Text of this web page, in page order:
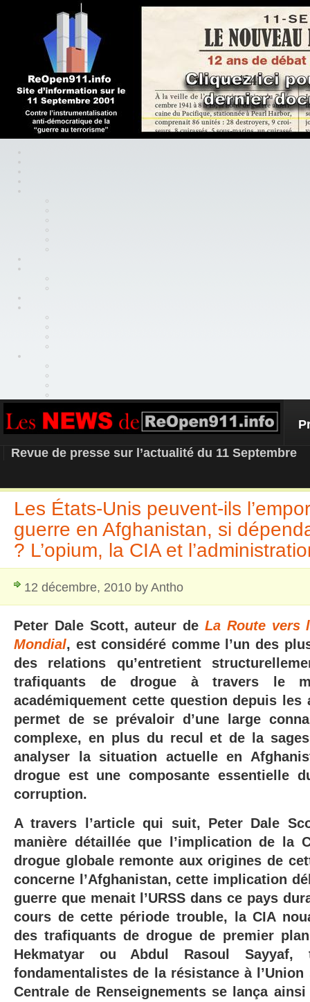
REOPEN911 – NEWS
Revue de presse sur l’actualité du 11 Septembre
Les États-Unis peuvent-ils
guerre en Afghanistan, si
? L’opium, la CIA et
12 décembre, 2010 by Antho
Peter Dale Scott, auteur de La Route vers
Mondial, est considéré comme l’un des
des relations qu’entretient
trafiquants de drogue à travers le
académiquement cette question depuis les
permet de se prévaloir d’une large
complexe, en plus du recul et de la
analyser la situation actuelle en
drogue est une composante essentielle
corruption.
A travers l’article qui suit, Peter Dale
manière détaillée que l’implication de la
drogue globale remonte aux origines de
concerne l’Afghanistan, cette implication
guerre que menait l’URSS dans ce pays
cours de cette période trouble, la CIA
des trafiquants de drogue de premier
Hekmatyar ou Abdul Rasoul Sayyaf,
fondamentalistes de la résistance à l’Union
Centrale de Renseignements se lança